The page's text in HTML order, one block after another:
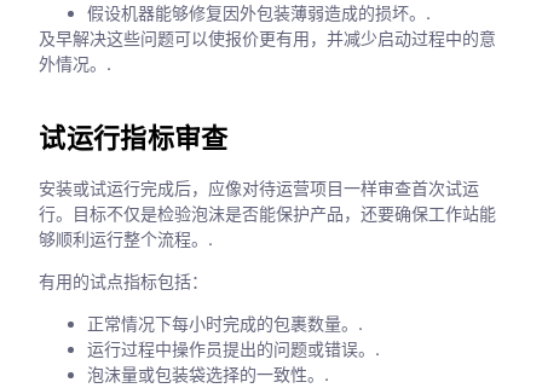
假设机器能够修复因外包装薄弱造成的损坏。.
及早解决这些问题可以使报价更有用，并减少启动过程中的意
外情况。.
试运行指标审查
安装或试运行完成后，应像对待运营项目一样审查首次试运
行。目标不仅是检验泡沫是否能保护产品，还要确保工作站能
够顺利运行整个流程。.
有用的试点指标包括：
正常情况下每小时完成的包裹数量。.
运行过程中操作员提出的问题或错误。.
泡沫量或包装袋选择的一致性。.